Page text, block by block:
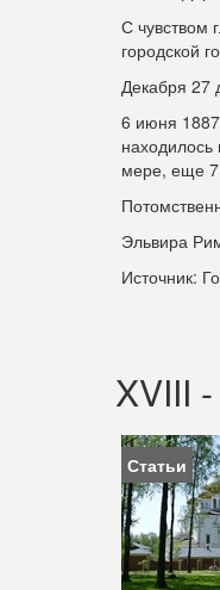
С чувством
городской
Декабря 27
6 июня
мере, еще 7
Эльвира
Источник:
XVIII
Статьи